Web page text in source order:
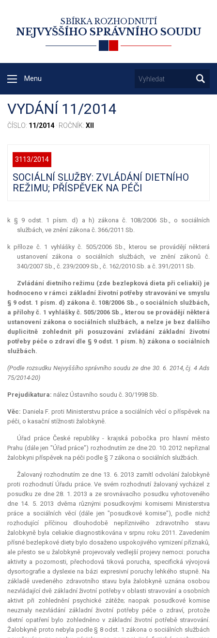
SBÍRKA ROZHODNUTÍ
NEJVYŠŠÍHO SPRÁVNÍHO SOUDU
Menu
VYDÁNÍ 11/2014
ČÍSLO: 11/2014· ROČNÍK: XII
3113/2014
SOCIÁLNÍ SLUŽBY: ZVLÁDÁNÍ DIETNÍHO
REŽIMU; PŘÍSPĚVEK NA PÉČI
k § 9 odst. 1 písm. d) a h) zákona č. 108/2006 Sb., o sociálních
službách, ve znění zákona č. 366/2011 Sb.
k příloze č. 1 vyhlášky č. 505/2006 Sb., kterou se provádějí některá
ustanovení zákona o sociálních službách, ve znění zákonů č.
340/2007 Sb., č. 239/2009 Sb., č. 162/2010 Sb. a č. 391/2011 Sb.
Zvládání dietního režimu (zde bezlepková dieta při celiakii) je
hodnoceno v rámci základní životní potřeby stravování ve smyslu
§ 9 odst. 1 písm. d) zákona č. 108/2006 Sb., o sociálních službách,
a přílohy č. 1 vyhlášky č. 505/2006 Sb., kterou se provádějí některá
ustanovení zákona o sociálních službách, a nelze je bez dalšího
duplicitně zohlednit při posuzování zvládání základní životní
potřeby péče o zdraví dle § 9 odst. 1 písm. h) zákona o sociálních
službách.
(Podle rozsudku Nejvyššího správního soudu ze dne 30. 6. 2014, čj. 4 Ads
75/2014-20)
Prejudikatura: nález Ústavního soudu č. 30/1998 Sb.
Věc: Daniela F. proti Ministerstvu práce a sociálních věcí o příspěvek na
péči, o kasační stížnosti žalobkyně.
Úřad práce České republiky - krajská pobočka pro hlavní město
Prahu (dále jen "Úřad práce") rozhodnutím ze dne 20. 10. 2012 nepřiznal
žalobkyni příspěvek na péči podle § 7 zákona o sociálních službách.
Žalovaný rozhodnutím ze dne 13. 6. 2013 zamítl odvolání žalobkyně
proti rozhodnutí Úřadu práce. Ve svém rozhodnutí žalovaný vycházel z
posudku ze dne 28. 1. 2013 a ze srovnávacího posudku vyhotoveného
dne 14. 5. 2013 dvěma různými posudkovými komisemi Ministerstva
práce a sociálních věcí (dále jen "posudkové komise"), podle nichž
rozhodující příčinou dlouhodobě nepříznivého zdravotního stavu
žalobkyně byla celiakie diagnostikována v srpnu roku 2011. Zavedením
přísné bezlepkové diety bylo dosaženo uspokojivého vymizení příznaků,
ale přesto se u žalobkyně projevovaly vedlejší projevy nemoci: porucha
aktivity a pozornosti, přechodová tiková porucha, specifická vývojová
dysortografie a dyslexie na bázi expresivní poruchy lehkého stupně. Na
základě uvedeného zdravotního stavu byla žalobkyně uznána osobou
nezvládající dvě základní životní potřeby v oblasti stravování a osobních
aktivit při zohlednění psychické zátěže; naopak posudkové komise
neuznaly nezvládání základní životní potřeby péče o zdraví, protože
dietní opatření bylo zohledněno v základní životní potřebě stravování.
Žalobkyně proto nebyla podle § 8 odst. 1 zákona o sociálních službách